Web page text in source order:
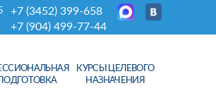
+7 (3452) 399-658
+7 (904) 499-77-44
КУРСЫ ЦЕЛЕВОГО
НАЗНАЧЕНИЯ